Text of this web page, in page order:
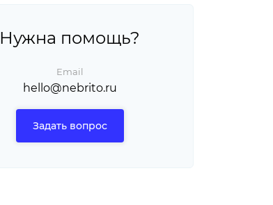
Нужна помощь?
Email
hello@nebrito.ru
Задать вопрос